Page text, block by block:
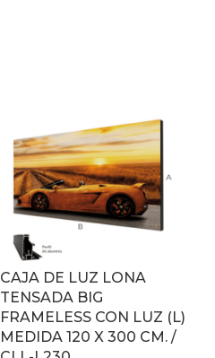
CAJA DE LUZ LONA
TENSADA BIG
FRAMELESS CON LUZ (L)
MEDIDA 120 X 300 CM. /